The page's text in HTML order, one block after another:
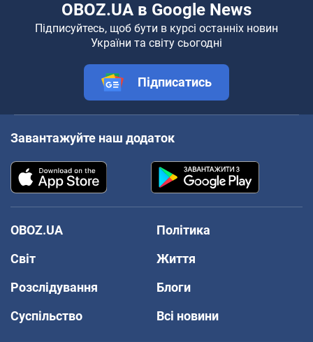
OBOZ.UA в Google News
Підписуйтесь, щоб бути в курсі останніх новин
України та світу сьогодні
Підписатись
Завантажуйте наш додаток
OBOZ.UA
Політика
Світ
Життя
Розслідування
Блоги
Суспільство
Всі новини